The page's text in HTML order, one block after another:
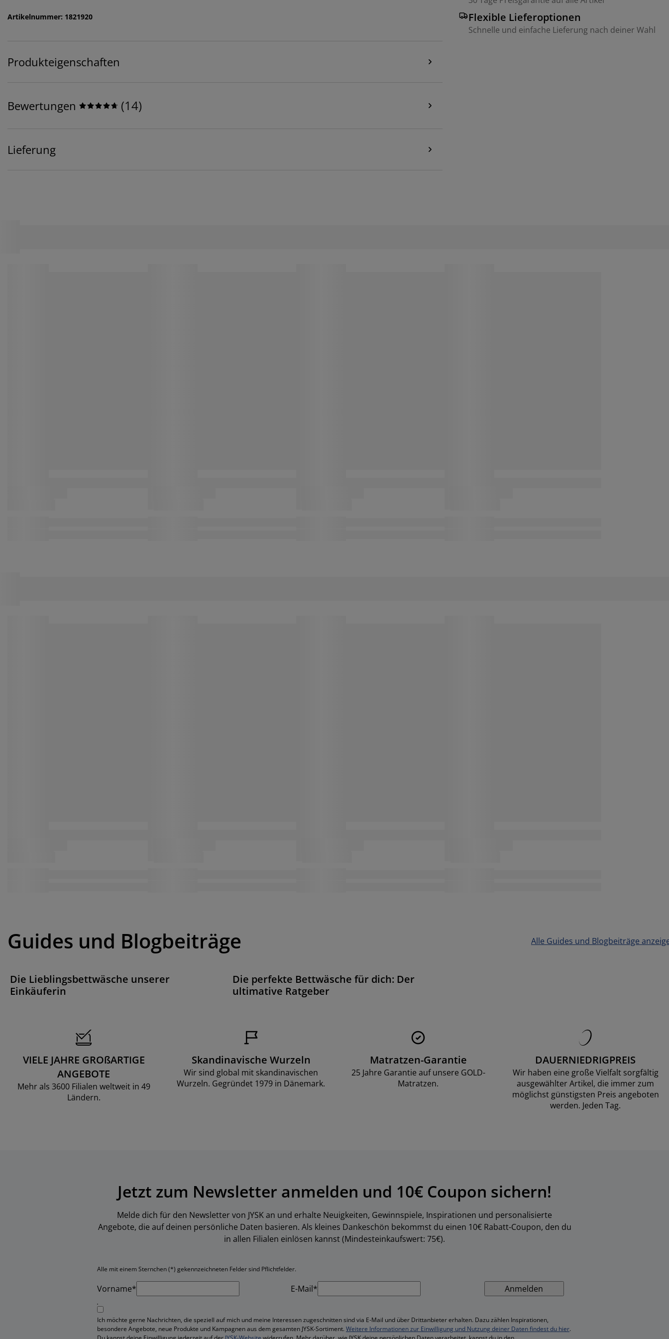
Flexible Lieferoptionen
Schnelle und einfache Lieferung nach deiner Wahl
Artikelnummer: 1821920
Produkteigenschaften
Bewertungen (14)
Lieferung
Guides und Blogbeiträge Alle Guides und Blogbeiträge
Die Lieblingsbettwäsche unserer
Einkäuferin
Die perfekte Bettwäsche für dich: Der
ultimative Ratgeber
VIELE JAHRE GROßARTIGE
ANGEBOTE
Mehr als 3600 Filialen weltweit in 49
Ländern.
Skandinavische Wurzeln
Wir sind global mit skandinavischen
Wurzeln. Gegründet 1979 in Dänemark.
Matratzen-Garantie
25 Jahre Garantie auf unsere GOLD-
Matratzen.
DAUERNIEDRIGPREIS
Wir haben eine große Vielfalt sorgfältig
ausgewählter Artikel, die immer zum
möglichst günstigsten Preis angeboten
werden. Jeden Tag.
Jetzt zum Newsletter anmelden und 10€ Coupon sichern!
Melde dich für den Newsletter von JYSK an und erhalte Neuigkeiten, Gewinnspiele, Inspirationen und personalisierte
Angebote, die auf deinen persönliche Daten basieren. Als kleines Dankeschön bekommst du einen 10€ Rabatt-Coupon, den du
in allen Filialen einlösen kannst (Mindesteinkaufswert: 75€).
Alle mit einem Sternchen (*) gekennzeichneten Felder sind Pflichtfelder.
Vorname* E-Mail* Anmelden
Ich möchte gerne Nachrichten, die speziell auf mich und meine Interessen zugeschnitten sind via E-Mail und über Drittanbieter erhalten. Dazu zählen Inspirationen,
besondere Angebote, neue Produkte und Kampagnen aus dem gesamten JYSK-Sortiment. Weitere Informationen zur Einwilligung und Nutzung deiner Daten findest du hier.